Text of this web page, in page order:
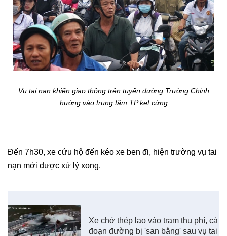
Vụ tai nạn khiến giao thông trên tuyến đường Trường Chinh
hướng vào trung tâm TP kẹt cứng
Đến 7h30, xe cứu hộ đến kéo xe ben đi, hiện trường vụ tai
nạn mới được xử lý xong.
Xe chở thép lao vào trạm thu phí, cả
đoạn đường bị 'san bằng' sau vụ tai